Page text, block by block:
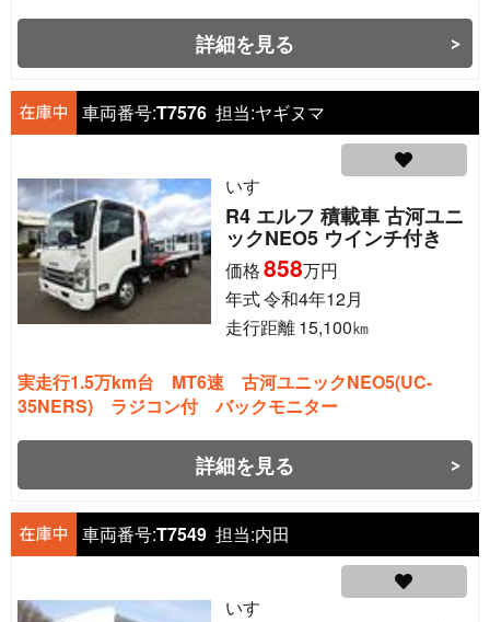
詳細を見る
車両番号:T7576 担当:ヤギヌマ
いすゞ
R4 エルフ 積載車 古河ユニ
ックNEO5 ウインチ付き
価格858万円
年式令和4年12月
走行距離15,100㎞
実走行1.5万km台 MT6速 古河ユニックNEO5(UC-
35NERS) ラジコン付 バックモニター
詳細を見る
車両番号:T7549 担当:内田
いすゞ